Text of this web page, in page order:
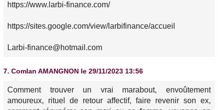
https://www.larbi-finance.com/
https://sites.google.com/view/larbifinance/accueil
Larbi-finance@hotmail.com
7. Comlan AMANGNON le 29/11/2023 13:56
Comment trouver un vrai marabout, envoûtement
amoureux, rituel de retour affectif, faire revenir son ex,